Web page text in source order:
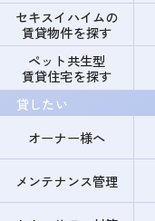
セキスイハイムの
賃貸物件を探す
ペット共生型
賃貸住宅を探す
貸したい
オーナー様へ
メンテナンス管理